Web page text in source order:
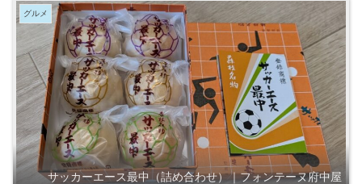
グルメ
サッカーエース最中（詰め合わせ）｜フォンテーヌ府中屋